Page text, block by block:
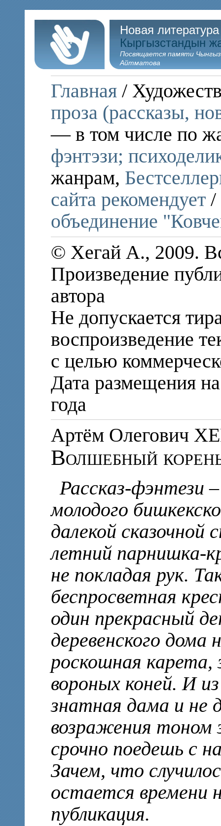
Новая
Кыргызстандын
Посвящается памяти
Айтматова
Главная /
проза (рассказы,
— в том числе по
фэнтэзи;
жанрам,
сайта рекомендует /
объединение
© Хегай А., 2009.
Произведение
автора
Не допускается
воспроизведение
с целью
Дата размещения
года
Артём Олегович
Волшебный
Рассказ-фэнтези
молодого
далекой
летний парнишка-
не покладая рук.
беспросветная
один прекрасный
деревенского дома
роскошная карета,
вороных коней. И
знатная дама и не
возражения тоном
срочно поедешь с
Зачем, что
остается времени
публикация.